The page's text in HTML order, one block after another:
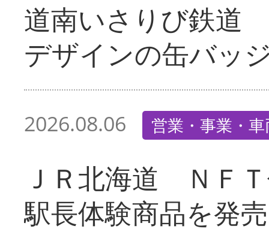
道南いさりび鉄道
デザインの缶バッ
2026.08.06 営業・事業・
ＪＲ北海道 ＮＦ
駅長体験商品を発売